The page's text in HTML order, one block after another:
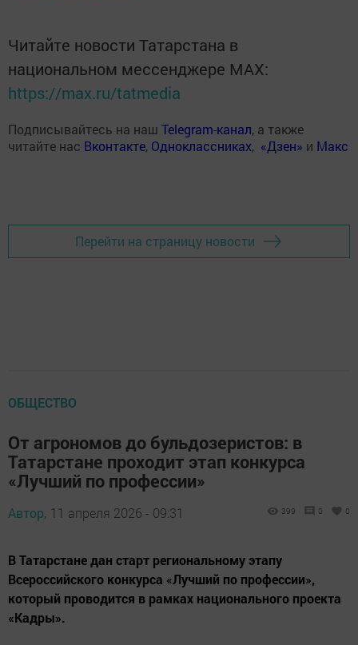
Читайте новости Татарстана в
национальном мессенджере MАХ:
https://max.ru/tatmedia
Подписывайтесь на наш Telegram-канал, а также
читайте нас Вконтакте, Одноклассниках, «Дзен» и Макс
Перейти на страницу новости
ОБЩЕСТВО
От агрономов до бульдозеристов: в
Татарстане проходит этап конкурса
«Лучший по профессии»
Автор, 11 апреля 2026 - 09:31 399 0 0
В Татарстане дан старт региональному этапу
Всероссийского конкурса «Лучший по профессии»,
который проводится в рамках национального проекта
«Кадры».